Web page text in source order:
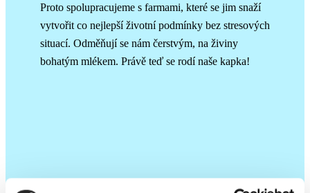
Proto spolupracujeme s farmami, které se jim snaží
vytvořit co nejlepší životní podmínky bez stresových
situací. Odměňují se nám čerstvým, na živiny
bohatým mlékem. Právě teď se rodí naše kapka!